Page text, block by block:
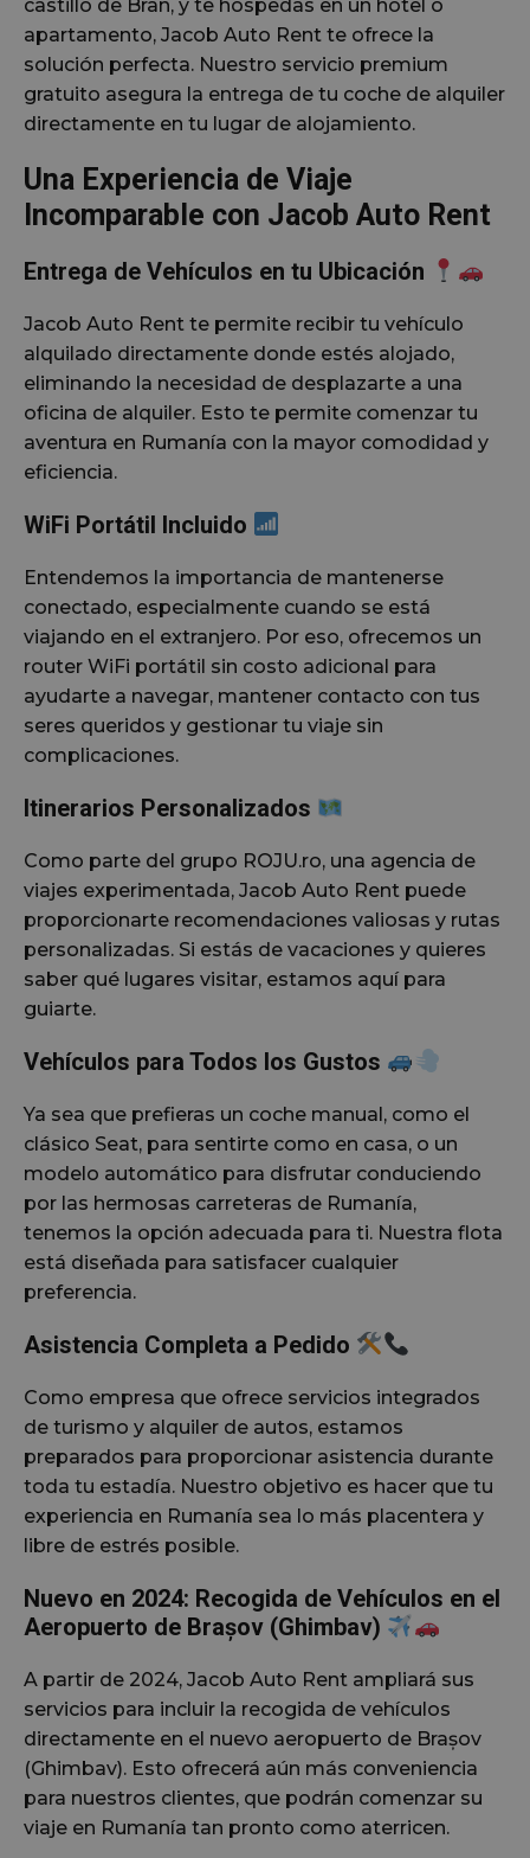
castillo de Bran, y te hospedas en un hotel o
apartamento, Jacob Auto Rent te ofrece la
solución perfecta. Nuestro servicio premium
gratuito asegura la entrega de tu coche de alquiler
directamente en tu lugar de alojamiento.
Una Experiencia de Viaje
Incomparable con Jacob Auto Rent
Entrega de Vehículos en tu Ubicación
Jacob Auto Rent te permite recibir tu vehículo
alquilado directamente donde estés alojado,
eliminando la necesidad de desplazarte a una
oficina de alquiler. Esto te permite comenzar tu
aventura en Rumanía con la mayor comodidad y
eficiencia.
WiFi Portátil Incluido
Entendemos la importancia de mantenerse
conectado, especialmente cuando se está
viajando en el extranjero. Por eso, ofrecemos un
router WiFi portátil sin costo adicional para
ayudarte a navegar, mantener contacto con tus
seres queridos y gestionar tu viaje sin
complicaciones.
Itinerarios Personalizados
Como parte del grupo ROJU.ro, una agencia de
viajes experimentada, Jacob Auto Rent puede
proporcionarte recomendaciones valiosas y rutas
personalizadas. Si estás de vacaciones y quieres
saber qué lugares visitar, estamos aquí para
guiarte.
Vehículos para Todos los Gustos
Ya sea que prefieras un coche manual, como el
clásico Seat, para sentirte como en casa, o un
modelo automático para disfrutar conduciendo
por las hermosas carreteras de Rumanía,
tenemos la opción adecuada para ti. Nuestra flota
está diseñada para satisfacer cualquier
preferencia.
Asistencia Completa a Pedido
Como empresa que ofrece servicios integrados
de turismo y alquiler de autos, estamos
preparados para proporcionar asistencia durante
toda tu estadía. Nuestro objetivo es hacer que tu
experiencia en Rumanía sea lo más placentera y
libre de estrés posible.
Nuevo en 2024: Recogida de Vehículos en el
Aeropuerto de Brașov (Ghimbav)
A partir de 2024, Jacob Auto Rent ampliará sus
servicios para incluir la recogida de vehículos
directamente en el nuevo aeropuerto de Brașov
(Ghimbav). Esto ofrecerá aún más conveniencia
para nuestros clientes, que podrán comenzar su
viaje en Rumanía tan pronto como aterricen.